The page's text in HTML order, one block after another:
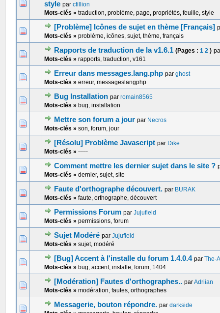
style parcfillion
Mots-clés »traduction, problème, page, propriétés, feuille, style
1 Votes - 5 sur 5 en moyenne
[Problème] Icônes de sujet en thème [Français]
Mots-clés »problème, icônes, sujet, thème, français
0 Votes - 0 sur 5 en moyenne
1 2345
Rapports de traduction de la v1.6.1 (Pages :1 2 )
Mots-clés »rapports, traduction, v161
0 Votes - 0 sur 5 en moyenne
12 345
Erreur dans messages.lang.php parghost
Mots-clés »erreur, messageslangphp
0 Votes - 0 sur 5 en moyenne
12 345
Bug Installation parromain8565
Mots-clés » bug, installation
0 Votes - 0 sur 5 en moyenne
12345
Mettre son forum a jour par Necros
Mots-clés »son, forum, jour
0 Votes - 0 sur 5 en moyenne
1 2345
[Résolu] Problème Javascript par Dike
Mots-clés »-----
0 Votes - 0 sur 5 en moyenne
12345
Comment mettre les dernier sujet dans le site ?
Mots-clés »dernier, sujet, site
0 Votes - 0 sur 5 en moyenne
12345
Faute d'orthographe découvert. par BURAK
Mots-clés »faute, orthographe, découvert
0 Votes - 0 sur 5 en moyenne
12345
Permissions Forum parJujufield
Mots-clés »permissions, forum
0 Votes - 0 sur 5 en moyenne
12 3 45
Sujet Modéré parJujufield
Mots-clés »sujet, modéré
0 Votes - 0 sur 5 en moyenne
123 45
[Bug] Accent à l'installe du forum 1.4.0.4 parThe-
Mots-clés » bug, accent, installe, forum, 1404
0 Votes - 0 sur 5 en moyenne
1234 5
[Modération] Fautes d'orthographes.. parAdriian
Mots-clés »modération, fautes, orthographes
0 Votes - 0 sur 5 en moyenne
12345
Messagerie, bouton répondre. pardarkside
0 Votes - 0 sur 5 en moyenne
12 345